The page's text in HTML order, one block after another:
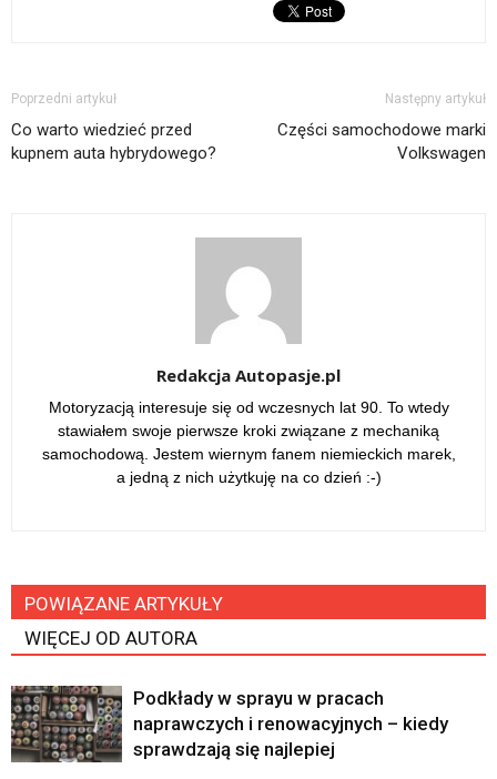
Poprzedni artykuł
Co warto wiedzieć przed
kupnem auta hybrydowego?
Następny artykuł
Części samochodowe marki
Volkswagen
Redakcja Autopasje.pl
Motoryzacją interesuje się od wczesnych lat 90. To wtedy
stawiałem swoje pierwsze kroki związane z mechaniką
samochodową. Jestem wiernym fanem niemieckich marek,
a jedną z nich użytkuję na co dzień :-)
POWIĄZANE ARTYKUŁY
WIĘCEJ OD AUTORA
Podkłady w sprayu w pracach
naprawczych i renowacyjnych – kiedy
sprawdzają się najlepiej